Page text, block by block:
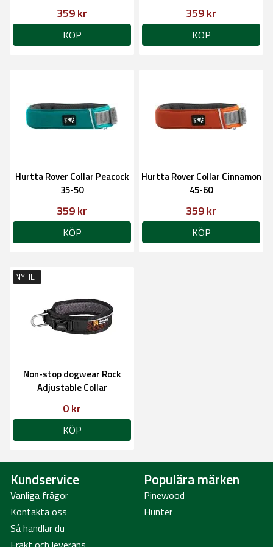
359 kr
KÖP
359 kr
KÖP
Hurtta Rover Collar Peacock
35-50
359 kr
KÖP
Hurtta Rover Collar Cinnamon
45-60
359 kr
KÖP
NYHET
Non-stop dogwear Rock
Adjustable Collar
0 kr
KÖP
Kundservice
Vanliga frågor
Kontakta oss
Så handlar du
Populära märken
Pinewood
Hunter